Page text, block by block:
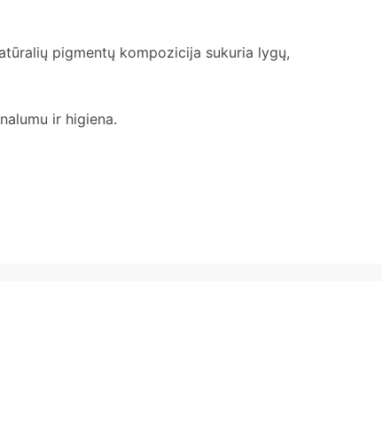
pigmentų kompozicija sukuria lygų,
ir higiena.